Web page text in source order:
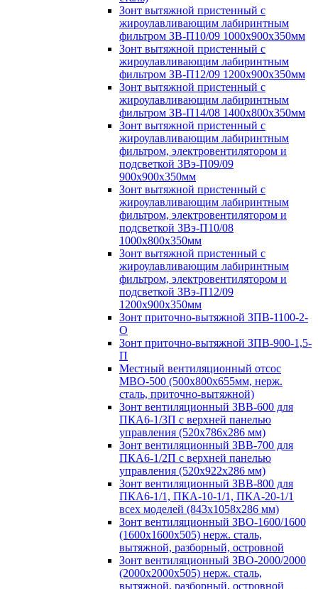
Зонт вытяжной пристенный с
жироулавливающим лабиринтным
фильтром ЗВ-П10/09 1000х900х350мм
Зонт вытяжной пристенный с
жироулавливающим лабиринтным
фильтром ЗВ-П12/09 1200х900х350мм
Зонт вытяжной пристенный с
жироулавливающим лабиринтным
фильтром ЗВ-П14/08 1400х800х350мм
Зонт вытяжной пристенный с
жироулавливающим лабиринтным
фильтром, электровентилятором и
подсветкой ЗВэ-П09/09
900х900х350мм
Зонт вытяжной пристенный с
жироулавливающим лабиринтным
фильтром, электровентилятором и
подсветкой ЗВэ-П10/08
1000х800х350мм
Зонт вытяжной пристенный с
жироулавливающим лабиринтным
фильтром, электровентилятором и
подсветкой ЗВэ-П12/09
1200х900х350мм
Зонт приточно-вытяжной ЗПВ-1100-2-
О
Зонт приточно-вытяжной ЗПВ-900-1,5-
П
Местный вентиляционный отсос
МВО-500 (500х800х655мм, нерж.
сталь, приточно-вытяжной)
Зонт вентиляционный ЗВВ-600 для
ПКА6-1/3П с верхней панелью
управления (520х786х286 мм)
Зонт вентиляционный ЗВВ-700 для
ПКА6-1/2П с верхней панелью
управления (520х922х286 мм)
Зонт вентиляционный ЗВВ-800 для
ПКА6-1/1, ПКА-10-1/1, ПКА-20-1/1
всех моделей (843х1058х286 мм)
Зонт вентиляционный ЗВО-1600/1600
(1600х1600х505) нерж. сталь,
вытяжной, разборный, островной
Зонт вентиляционный ЗВО-2000/2000
(2000х2000х505) нерж. сталь,
вытяжной, разборный, островной